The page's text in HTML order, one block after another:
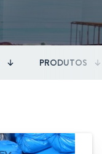
PRODUTOS